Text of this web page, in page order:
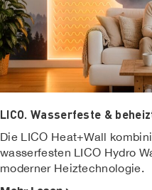
LICO. Wasserfeste &
Die LICO Heat+Wall
wasserfesten LICO Hydro
moderner Heiztechnologie.